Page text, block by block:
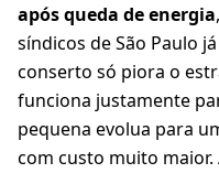
após queda de energia
síndicos de São Paulo
conserto só piora o
funciona justamente
pequena evolua para
com custo muito